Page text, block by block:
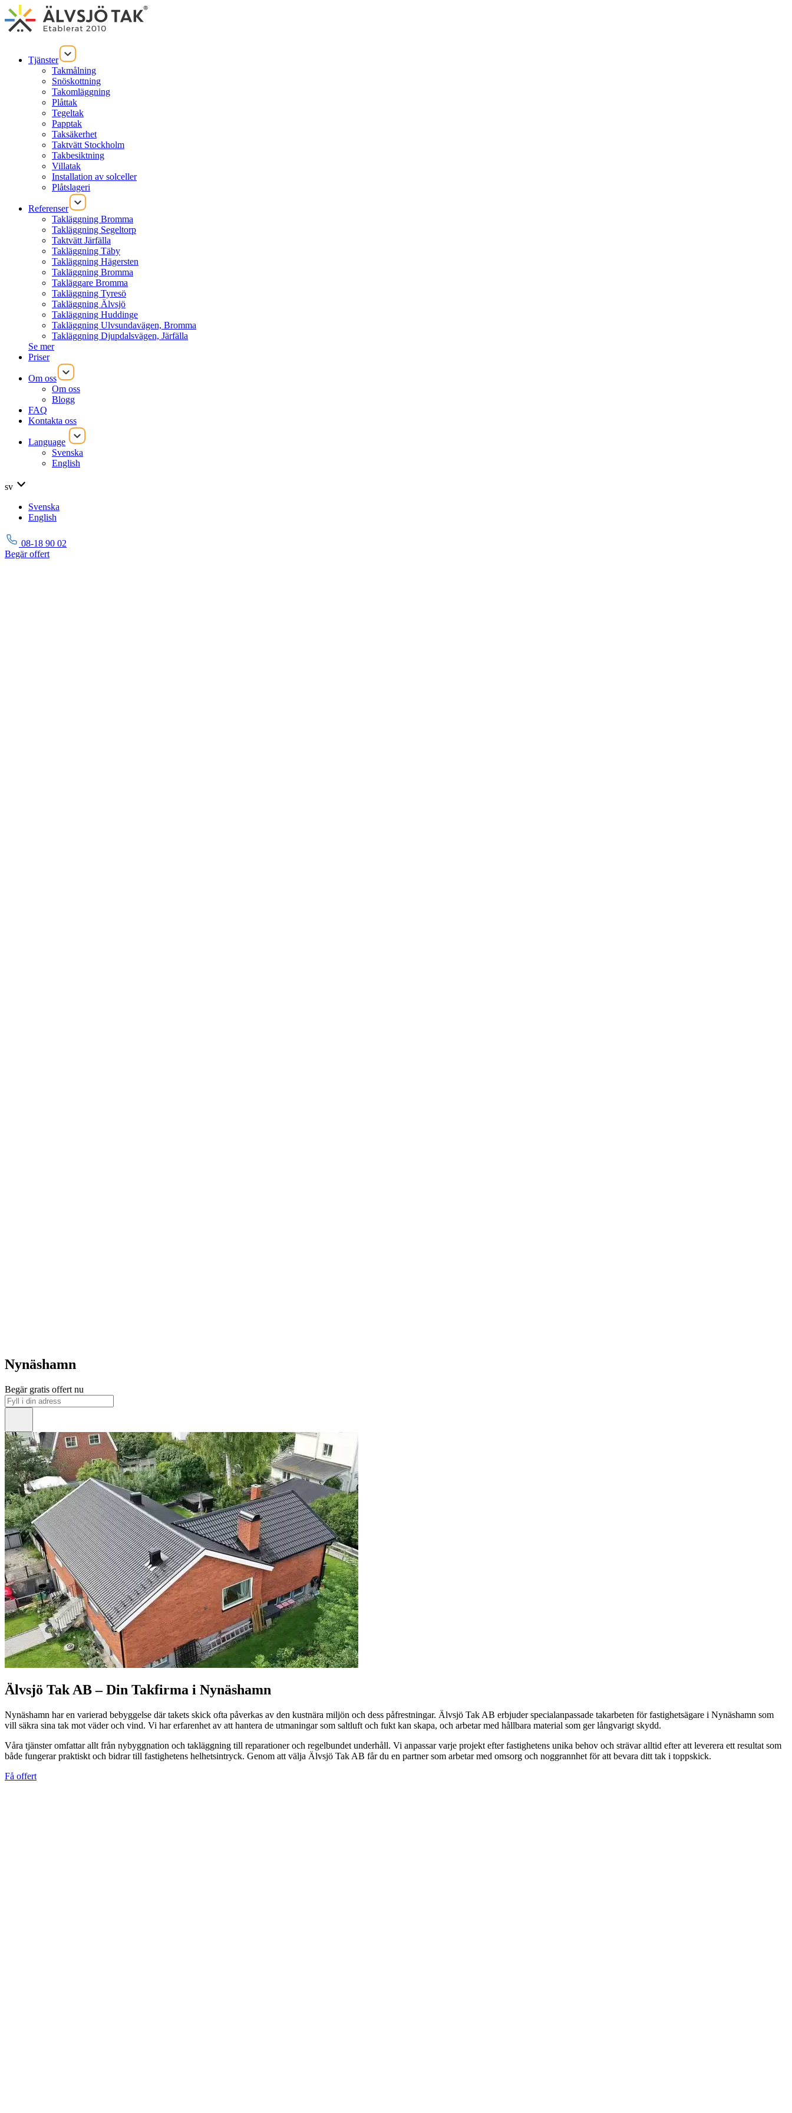
Tjänster
Takmålning
Snöskottning
Takomläggning
Plåttak
Tegeltak
Papptak
Taksäkerhet
Taktvätt Stockholm
Takbesiktning
Villatak
Installation av solceller
Plåtslageri
Referenser
Takläggning Bromma
Takläggning Segeltorp
Taktvätt Järfälla
Takläggning Täby
Takläggning Hägersten
Takläggning Bromma
Takläggare Bromma
Takläggning Tyresö
Takläggning Älvsjö
Takläggning Huddinge
Takläggning Ulvsundavägen, Bromma
Takläggning Djupdalsvägen, Järfälla
Se mer
Priser
Om oss
Om oss
Blogg
FAQ
Kontakta oss
Language
Svenska
English
sv
Svenska
English
08-18 90 02
Begäroffert
Nynäshamn
Begär gratis offert nu
Älvsjö Tak AB – Din Takfirma i Nynäshamn
Nynäshamn har en varierad bebyggelse där takets skick ofta påverkas av den kustnära miljön och dess påfrestningar. Älvsjö Tak AB erbjuder specialanpassade takarbeten för fastighetsägare i Nynäshamn som
vill säkra sina tak mot väder och vind. Vi har erfarenhet av att hantera de utmaningar som saltluft och fukt kan skapa, och arbetar med hållbara material som ger långvarigt skydd.
Våra tjänster omfattar allt från nybyggnation och takläggning till reparationer och regelbundet underhåll. Vi anpassar varje projekt efter fastighetens unika behov och strävar alltid efter att leverera ett resultat som
både fungerar praktiskt och bidrar till fastighetens helhetsintryck. Genom att välja Älvsjö Tak AB får du en partner som arbetar med omsorg och noggrannhet för att bevara ditt tak i toppskick.
Få offert